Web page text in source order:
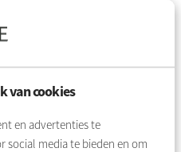
van cookies
en advertenties te
social media te bieden en om